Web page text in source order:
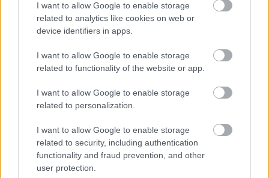
I want to allow Google to enable storage
related to analytics like cookies on web or
device identifiers in apps.
I want to allow Google to enable storage
related to functionality of the website or app.
I want to allow Google to enable storage
related to personalization.
I want to allow Google to enable storage
related to security, including authentication
functionality and fraud prevention, and other
user protection.
A Samsung Galaxy S8 és Note 8 tulajoknak ma különösen
boldog pénteki napjuk lehet.